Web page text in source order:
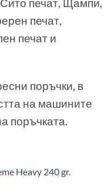
печат, Щампи,
печат,
печат и
поръчки, в
на машините
поръчката.
Heavy 240 gr.